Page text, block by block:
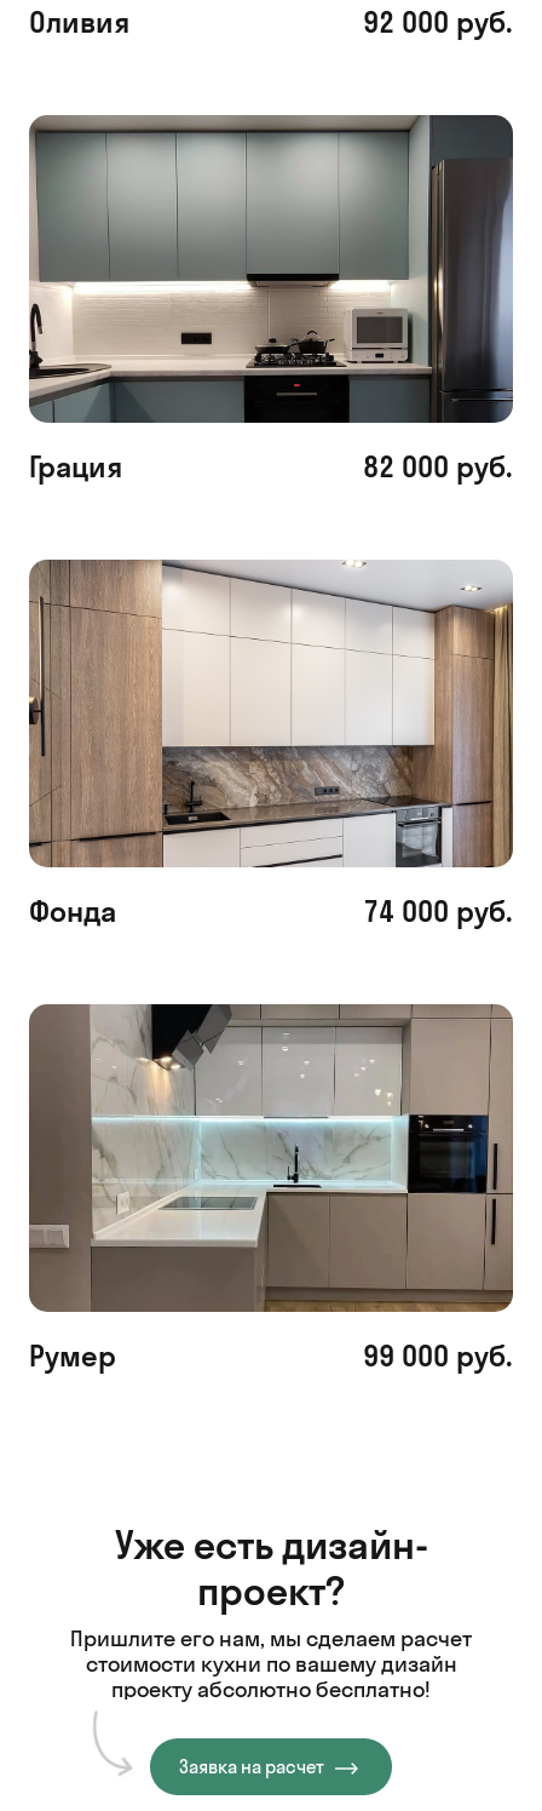
Оливия 92 000 руб.
Грация 82 000 руб.
Фонда 74 000 руб.
Румер 99 000 руб.
Уже есть дизайн-
проект?
Пришлите его нам, мы сделаем расчет
стоимости кухни по вашему дизайн
проекту абсолютно бесплатно!
Заявка на расчет